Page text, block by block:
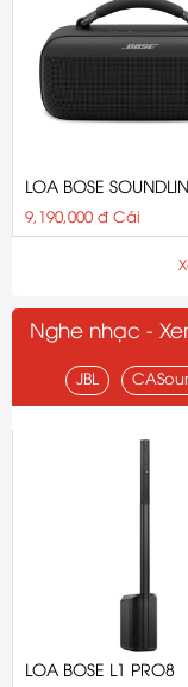
LOA BOSE
9,190,000 đ Cái
Nghe nhạc -
JBL
LOA BOSE L1 PRO8